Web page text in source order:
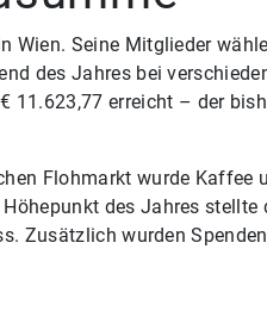
Wien. Seine Mitglieder
des Jahres bei
11.623,77 erreicht – der
Flohmarkt wurde Kaffee
des Jahres
Zusätzlich wurden